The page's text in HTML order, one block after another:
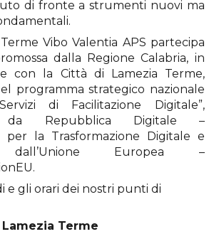
di fronte a strumenti nuovi ma
Vibo Valentia APS partecipa
dalla Regione Calabria, in
con la Città di Lamezia Terme,
programma strategico nazionale
di Facilitazione Digitale”,
da Repubblica Digitale –
per la Trasformazione Digitale e
dall’Unione Europea –
e gli orari dei nostri punti di
Lamezia Terme